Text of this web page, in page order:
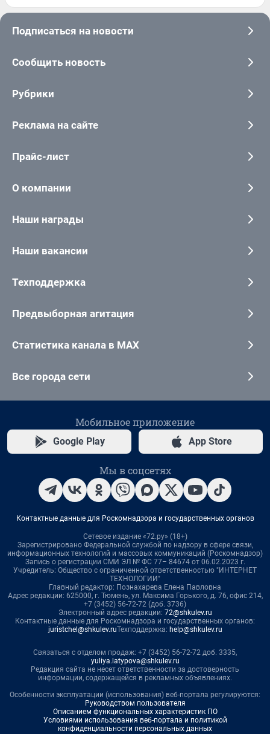
Подписаться на новости
Сообщить новость
Рубрики
Реклама на сайте
Прайс-лист
О компании
Наши награды
Наши вакансии
Техподдержка
Предвыборная агитация
Статистика канала в MAX
Все города сети
Мобильное приложение
Google Play App Store
Мы в соцсетях
Контактные данные для Роскомнадзора и государственных органов
Сетевое издание «72.ру» (18+)
Зарегистрировано Федеральной службой по надзору в сфере связи,
информационных технологий и массовых коммуникаций (Роскомнадзор)
Запись о регистрации СМИ ЭЛ № ФС 77– 84674 от 06.02.2023 г.
Учредитель: Общество с ограниченной ответственностью "ИНТЕРНЕТ
ТЕХНОЛОГИИ"
Главный редактор: Познахарева Елена Павловна
Адрес редакции: 625000, г. Тюмень, ул. Максима Горького, д. 76, офис 214,
+7 (3452) 56-72-72 (доб. 3736)
Электронный адрес редакции: 72@shkulev.ru
Контактные данные для Роскомнадзора и государственных органов:
juristchel@shkulev.ruТехподдержка: help@shkulev.ru
Связаться с отделом продаж: +7 (3452) 56-72-72 доб. 3335,
yuliya.latypova@shkulev.ru
Редакция сайта не несет ответственности за достоверность
информации, содержащейся в рекламных объявлениях.
Особенности эксплуатации (использования) веб-портала регулируются:
Руководством пользователя
Описанием функциональных характеристик ПО
Условиями использования веб-портала и политикой
конфиденциальности персональных данных